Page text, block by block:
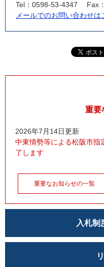
Tel：0598-53-4347
Fax
メールでのお問い合わせは
重要
2026年7月14日更新
中東情勢等による松阪市指
了します
重要なお知らせの一覧
入札制